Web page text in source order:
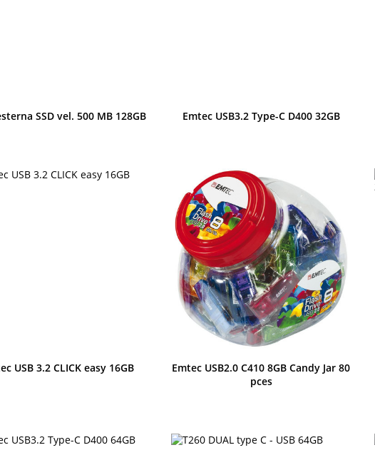
Anteprima
SSD vel. 500 MB 128GB Anteprima
Emtec USB3.2 Type-C D400 32GB
Anteprima
USB 3.2 CLICK easy 16GB Anteprima
Emtec USB2.0 C410 8GB Candy Jar 80
pces